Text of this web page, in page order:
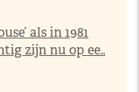
als in 1981
zijn nu op ee..